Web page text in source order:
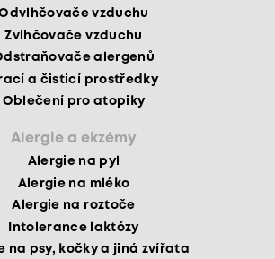
vzduchu
Zvlhčovače vzduchu
alergenů
a čisticí prostředky
Oblečení pro atopiky
Alergie a ekzémy
Alergie na pyl
Alergie na mléko
Alergie na roztoče
Intolerance laktózy
na psy, kočky a jiná zvířata